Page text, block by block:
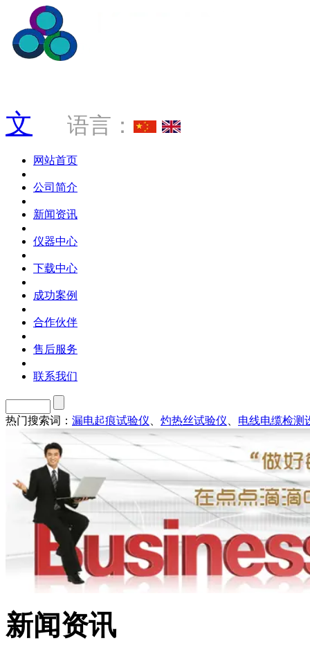
文 语言：
网站首页
公司简介
新闻资讯
仪器中心
下载中心
成功案例
合作伙伴
售后服务
联系我们
热门搜索词： 漏电起痕试验仪 灼热丝试验仪 电线电缆检测
新闻资讯